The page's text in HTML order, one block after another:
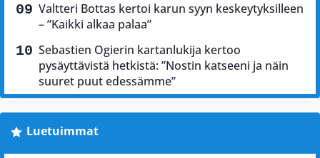
Valtteri Bottas kertoi karun syyn keskeytyksilleen
– ”Kaikki alkaa palaa”
Sebastien Ogierin kartanlukija kertoo
pysäyttävistä hetkistä: ”Nostin katseeni ja näin
suuret puut edessämme”
Luetuimmat